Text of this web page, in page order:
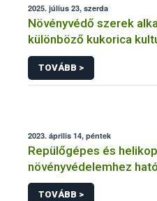
2025. július 23, szerda
Növényvédő szerek
különböző kukorica
TOVÁBB >
2023. április 14, péntek
Repülőgépes és
növényvédelemhez
rendelkező szervezetek
TOVÁBB >